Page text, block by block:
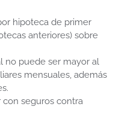
hipoteca de primer
anteriores) sobre
no puede ser mayor al
mensuales, además
seguros contra